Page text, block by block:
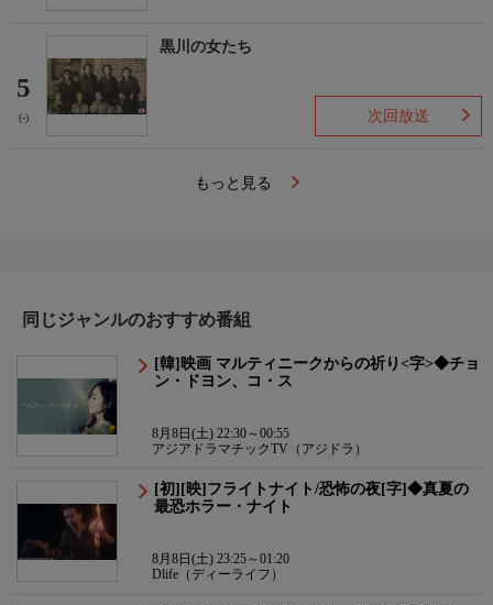
5
(-)
黒川の女たち
次回放送
もっと見る
同じジャンルのおすすめ番組
[韓]映画 マルティニークからの祈り<字>◆チョ
ン・ドヨン、コ・ス
8月8日(土) 22:30～00:55
アジアドラマチックTV（アジドラ）
[初][映]フライトナイト/恐怖の夜[字]◆真夏の
最恐ホラー・ナイト
8月8日(土) 23:25～01:20
Dlife（ディーライフ）